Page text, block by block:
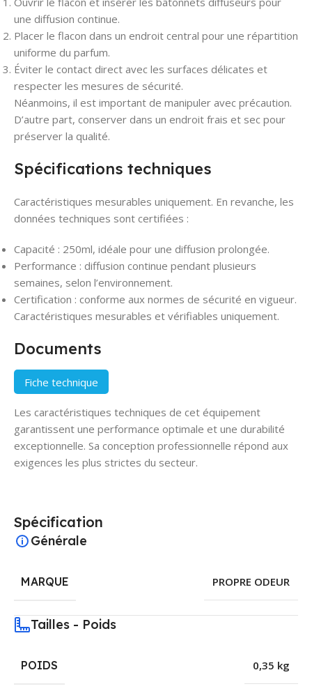
une diffusion continue.
Placer le flacon dans un endroit central pour une répartition
uniforme du parfum.
Éviter le contact direct avec les surfaces délicates et
respecter les mesures de sécurité.
Néanmoins, il est important de manipuler avec précaution.
D’autre part, conserver dans un endroit frais et sec pour
préserver la qualité.
Spécifications techniques
Caractéristiques mesurables uniquement. En revanche, les
données techniques sont certifiées :
Capacité : 250ml, idéale pour une diffusion prolongée.
Performance : diffusion continue pendant plusieurs
semaines, selon l’environnement.
Certification : conforme aux normes de sécurité en vigueur.
Caractéristiques mesurables et vérifiables uniquement.
Documents
Fiche technique
Les caractéristiques techniques de cet équipement
garantissent une performance optimale et une durabilité
exceptionnelle. Sa conception professionnelle répond aux
exigences les plus strictes du secteur.
Spécification
Générale
MARQUE PROPRE ODEUR
Tailles - Poids
POIDS 0,35 kg